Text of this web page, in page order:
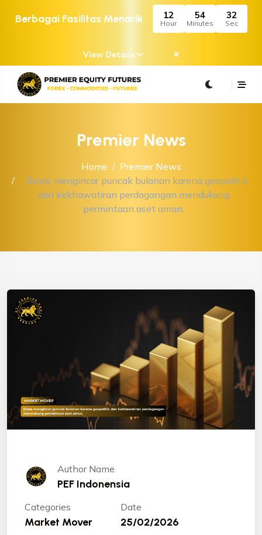
Berbagai Fasilitas Menarik 12
Hour
54
Minutes
32
Sec
View Details
Premier News
Home
Premier News
Emas mengincar puncak bulanan karena geopolitik
dan kekhawatiran perdagangan mendukung
permintaan aset aman.
Author Name
PEF Indonensia
Categories
Market Mover
Date
25/02/2026